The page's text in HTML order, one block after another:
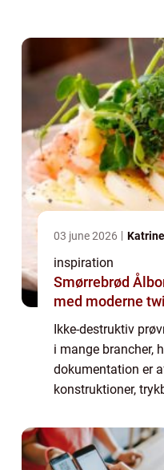
03 june 2026
inspiration
Smørrebrød Ålborg klassisk
med moderne
Ikke-destruktiv
i mange brancher,
dokumentation er
konstruktioner,
kontrolleres
mat...